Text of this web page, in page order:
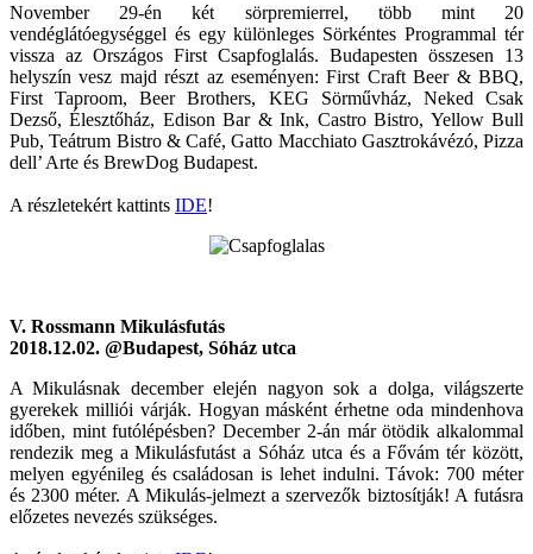
November 29-én két sörpremierrel, több mint 20
vendéglátóegységgel és egy különleges Sörkéntes Programmal tér
vissza az Országos First Csapfoglalás. Budapesten összesen 13
helyszín vesz majd részt az eseményen: First Craft Beer & BBQ,
First Taproom, Beer Brothers, KEG Sörművház, Neked Csak
Dezső, Élesztőház, Edison Bar & Ink, Castro Bistro, Yellow Bull
Pub, Teátrum Bistro & Café, Gatto Macchiato Gasztrokávézó, Pizza
dell’ Arte és BrewDog Budapest.
A részletekért kattints IDE!
V. Rossmann Mikulásfutás
2018.12.02. @Budapest, Sóház utca
A Mikulásnak december elején nagyon sok a dolga, világszerte
gyerekek milliói várják. Hogyan másként érhetne oda mindenhova
időben, mint futólépésben? December 2-án már ötödik alkalommal
rendezik meg a Mikulásfutást a Sóház utca és a Fővám tér között,
melyen egyénileg és családosan is lehet indulni. Távok: 700 méter
és 2300 méter. A Mikulás-jelmezt a szervezők biztosítják! A futásra
előzetes nevezés szükséges.